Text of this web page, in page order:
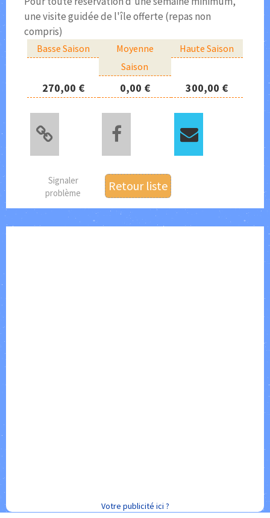
une visite guidée de l'île offerte (repas non
compris)
Basse Saison
Moyenne
Saison
Haute Saison
270,00 € 0,00 € 300,00 €
Signaler
problème
Retour liste
Votre publicité ici ?